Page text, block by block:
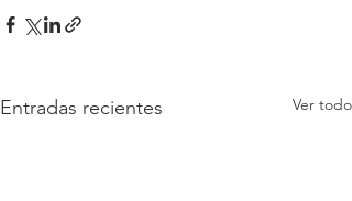
Entradas recientes Ver todo